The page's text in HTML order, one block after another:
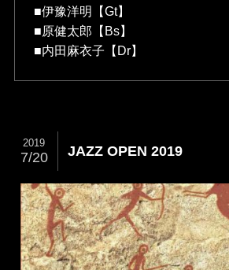
■伊豫洋明【Gt】
■原健太郎【Bs】
■内田麻衣子【Dr】
JAZZ OPEN 2019
2019
7/20